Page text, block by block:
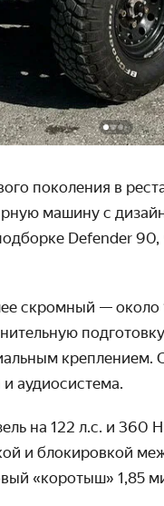
поколения в
машину с
Defender
скромный —
креплением.
аудиосистема.
на 122 л.с. и 360
и блокировкой
«коротыш» 1,85